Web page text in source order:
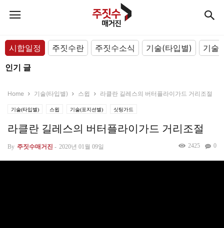
시합일정 주짓수란 주짓수소식 기술(타입별)
기술
인기 글
Home 기술(타입별) 스윕 라클란 길레스의 버터플라이가드 거리조절
기술(타입별) 스윕 기술(포지션별) 싯팅가드
라클란 길레스의 버터플라이가드 거리조절
By 주짓수매거진 - 2020년 01월 09일 0
2425